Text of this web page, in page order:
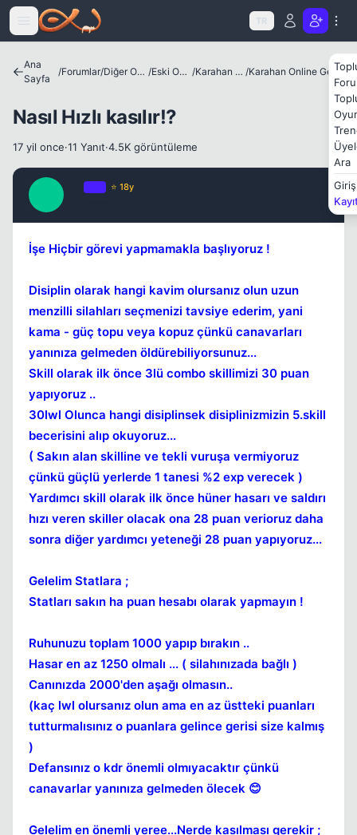
Icerige atla
TR
Ara
Giriş
Ana
Sayfa
/Forumlar/ Diğer Oyunlar / Eski Oyunlar / Karahan Online / Karahan Online Genel Bilgiler
Nasıl Hızlı kasılır!?
17 yil once·11 Yanıt·4.5K görüntüleme
⭐ 18y
İşe Hiçbir görevi yapmamakla başlıyoruz !
Disiplin olarak hangi kavim olursanız olun uzun
menzilli silahları seçmenizi tavsiye ederim, yani
kama - güç topu veya kopuz çünkü canavarları
yanınıza gelmeden öldürebiliyorsunuz...
Skill olarak ilk önce 3lü combo skillimizi 30 puan
yapıyoruz ..
30lwl Olunca hangi disiplinsek disiplinizmizin 5.skill
becerisini alıp okuyoruz...
( Sakın alan skilline ve tekli vuruşa vermiyoruz
çünkü güçlü yerlerde 1 tanesi %2 exp verecek )
Yardımcı skill olarak ilk önce hüner hasarı ve saldırı
hızı veren skiller olacak ona 28 puan verioruz daha
sonra diğer yardımcı yeteneği 28 puan yapıyoruz...
Gelelim Statlara ;
Statları sakın ha puan hesabı olarak yapmayın !
Ruhunuzu toplam 1000 yapıp bırakın ..
Hasar en az 1250 olmalı ... ( silahınızada bağlı )
Canınızda 2000'den aşağı olmasın..
(kaç lwl olursanız olun ama en az üstteki puanları
tutturmalısınız o puanlara gelince gerisi size kalmış
)
Defansınız o kdr önemli olmıyacaktır çünkü
canavarlar yanınıza gelmeden ölecek 😊
Gelelim en önemli yeree...Nerde kasılması gerekir ;